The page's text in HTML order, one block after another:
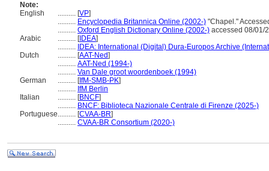
Note:
English
.......... [VP]
.......... Encyclopedia Britannica Online (2002-) "Chapel."
.......... Oxford English Dictionary Online (2002-) accessed 08/01/
Arabic
.......... [IDEA]
.......... IDEA: International (Digital) Dura-Europos Archive
Dutch
.......... [AAT-Ned]
.......... AAT-Ned (1994-)
.......... Van Dale groot woordenboek (1994)
German
.......... [IfM-SMB-PK]
.......... IfM Berlin
Italian
.......... [BNCF]
.......... BNCF: Biblioteca Nazionale Centrale di Firenze (2025-)
Portuguese.......... [CVAA-BR]
.......... CVAA-BR Consortium (2020-)